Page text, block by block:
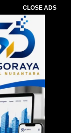
CLOSE ADS